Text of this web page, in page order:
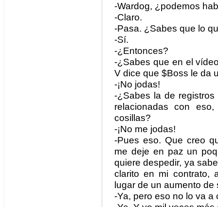
-Wardog, ¿podemos
-Claro.
-Pasa. ¿Sabes que lo
-Sí.
-¿Entonces?
-¿Sabes que en el
V dice que $Boss le da
-¡No jodas!
-¿Sabes la de
relacionadas con
cosillas?
-¡No me jodas!
-Pues eso. Que creo
me deje en paz un
quiere despedir, ya
clarito en mi contrato,
lugar de un aumento de
-Ya, pero eso no lo va